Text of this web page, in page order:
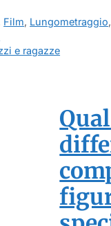
Film, Lungometraggio,
e ragazze